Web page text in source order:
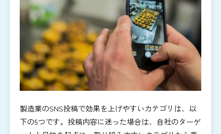
製造業のSNS投稿で効果を上げやすいカテゴリは、以
下の5つです。投稿内容に迷った場合は、自社のターゲ